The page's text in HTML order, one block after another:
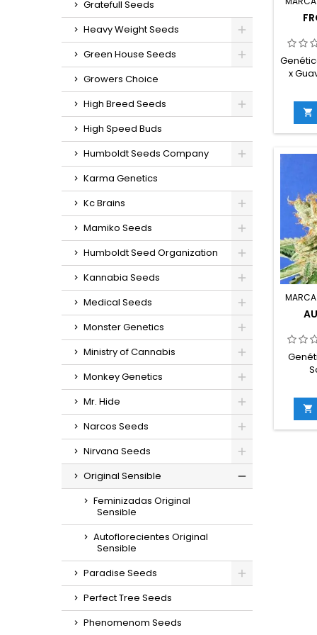
Gratefull Seeds
Heavy Weight Seeds
Green House Seeds
Growers Choice
High Breed Seeds
High Speed Buds
Humboldt Seeds Company
Karma Genetics
Kc Brains
Mamiko Seeds
Humboldt Seed Organization
Kannabia Seeds
Medical Seeds
Monster Genetics
Ministry of Cannabis
Monkey Genetics
Mr. Hide
Narcos Seeds
Nirvana Seeds
Original Sensible
Feminizadas Original
Sensible
Autoflorecientes Original
Sensible
Paradise Seeds
Perfect Tree Seeds
Phenomenom Seeds
x
THC:
g/
g/
en

MARCA:
THC:
